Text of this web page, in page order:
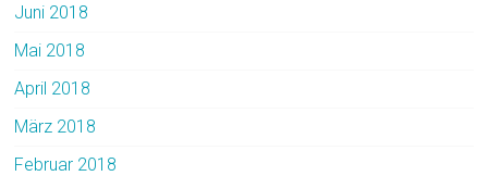
Juni 2018
Mai 2018
April 2018
März 2018
Februar 2018